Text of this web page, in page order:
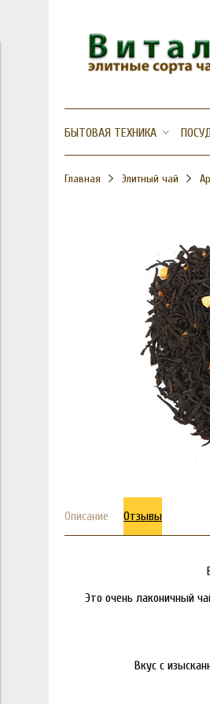
БЫТОВАЯ ТЕХНИКА
Главная Элитный чай
Описание Отзывы
Это очень лаконичный
Вкус с